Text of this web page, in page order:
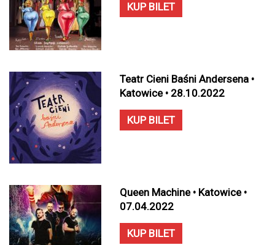
KUP BILET
Teatr Cieni Baśni Andersena •
Katowice • 28.10.2022
KUP BILET
Queen Machine • Katowice •
07.04.2022
KUP BILET